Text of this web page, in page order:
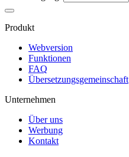
Produkt
Webversion
Funktionen
FAQ
Übersetzungsgemeinschaft
Unternehmen
Über uns
Werbung
Kontakt